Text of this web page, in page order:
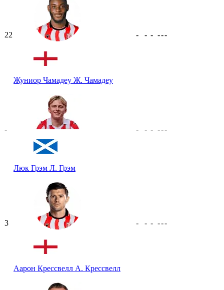
22
Жуниор Чамадеу Ж. Чамадеу
- - - ---
-
Люк Грэм Л. Грэм
- - - ---
3
Аарон Крессвелл А. Крессвелл
- - - ---